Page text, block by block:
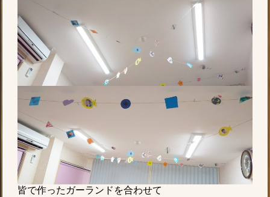
皆で作ったガーランドを合わせて